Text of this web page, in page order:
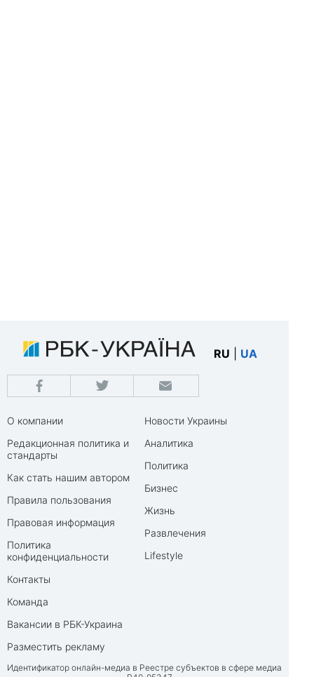
RU UA
О компании
Редакционная политика и
стандарты
Как стать нашим автором
Правила пользования
Правовая информация
Политика
конфиденциальности
Контакты
Команда
Вакансии в РБК-Украина
Разместить рекламу
Новости Украины
Аналитика
Политика
Бизнес
Жизнь
Развлечения
Lifestyle
Идентификатор онлайн-медиа в Реестре субъектов в сфере медиа